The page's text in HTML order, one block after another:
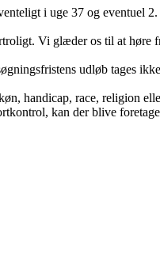
i uge 37 og eventuel
Vi glæder os til at høre
udløb tages
køn, handicap, race, religion
kan der blive